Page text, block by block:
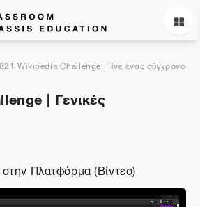
Wikipedia Challenge: Γίνε ένας σύγχρονος
| Γενικές
Πλατφόρμα (Βίντεο)